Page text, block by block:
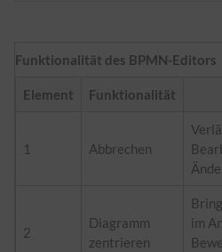
Funktionalität des BPMN-Editors
Element Funktionalität
1 Abbrechen
2
Diagramm
zentrieren
im